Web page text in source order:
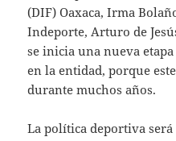
(DIF) Oaxaca, Irma
Indeporte, Arturo de
se inicia una nueva
en la entidad, porque
durante muchos años.
La política deportiva